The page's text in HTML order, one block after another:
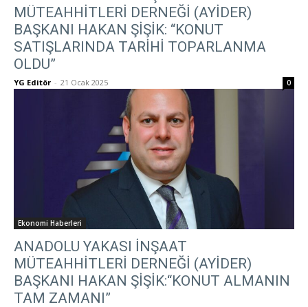
MÜTEAHHİTLERİ DERNEĞİ (AYİDER)
BAŞKANI HAKAN ŞİŞİK: “KONUT
SATIŞLARINDA TARİHİ TOPARLANMA
OLDU”
YG Editör - 21 Ocak 2025 0
Ekonomi Haberleri
ANADOLU YAKASI İNŞAAT
MÜTEAHHİTLERİ DERNEĞİ (AYİDER)
BAŞKANI HAKAN ŞİŞİK:“KONUT ALMANIN
TAM ZAMANI”